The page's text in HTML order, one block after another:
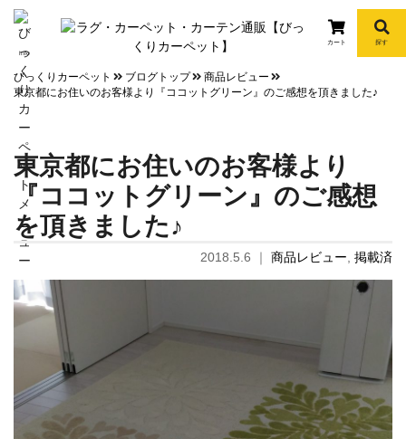
info
カート 探す
びっくりカーペット ブログトップ
商品レビュー
東京都にお住いのお客様より『ココットグリーン』のご感想を頂きました♪
東京都にお住いのお客様より
『ココットグリーン』のご感想
を頂きました♪
2018.5.6 ｜ 商品レビュー 掲載済